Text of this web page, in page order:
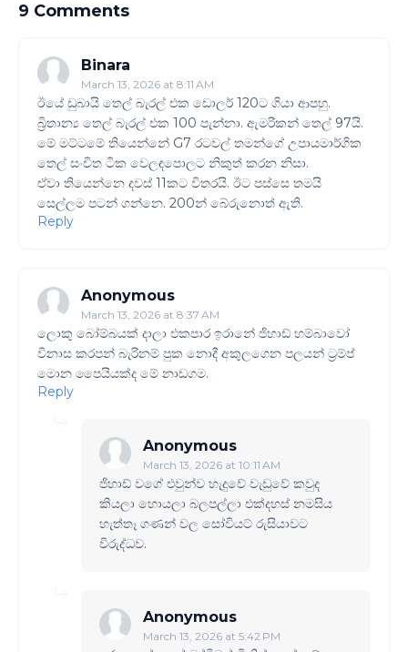
9 Comments
Binara
March 13, 2026 at 8:11 AM
ඊයේ ඩුබායි තෙල් බැරල් එක ඩොලර් 120ට ගියා ආපහු.
බ්‍රිතාන්‍ය තෙල් බැරල් එක 100 පැන්නා. ඇමරිකන් තෙල් 97යි.
මේ මට්ටමේ තියෙන්නේ G7 රටවල් තමන්ගේ උපායමාර්ගික
තෙල් සංචිත ටික වෙලඳපොලට නිකුත් කරන නිසා.
ඒවා තියෙන්නෙ දවස් 11කට විතරයි. ඊට පස්සෙ තමයි
සෙල්ලම පටන් ගන්නෙ. 200න් බේරුනොත් ඇති.
Reply
Anonymous
March 13, 2026 at 8:37 AM
ලොකු බෝම්බයක් දාලා එකපාර ඉරානේ ජිහාඩ් හම්බාවෝ
විනාස කරපන් බැරිනම් පුක නොදී අකුලගෙන පලයන් ට්‍රම්ප්
මොන පෛයියක්ද මේ නාඩගම.
Reply
Anonymous
March 13, 2026 at 10:11 AM
ජිහාඩ් වගේ එවුන්ව හැදුවේ වැඩුවේ කවුද
කියලා හොයලා බලපල්ලා එක්දහස් නමසිය
හැත්තෑ ගණන් වල සෝවියට් රුසියාවට
විරුද්ධව.
Anonymous
March 13, 2026 at 5:42 PM